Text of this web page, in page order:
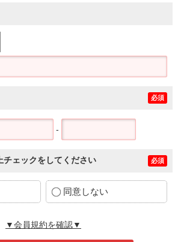
必須
-
チェックをしてください 必須
同意しない
▼会員規約を確認▼